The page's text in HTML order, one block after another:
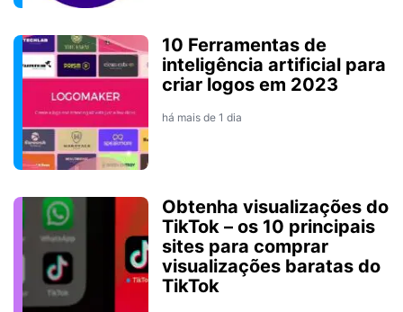
10 Ferramentas de
inteligência artificial para
criar logos em 2023
há mais de 1 dia
Obtenha visualizações do
TikTok – os 10 principais
sites para comprar
visualizações baratas do
TikTok